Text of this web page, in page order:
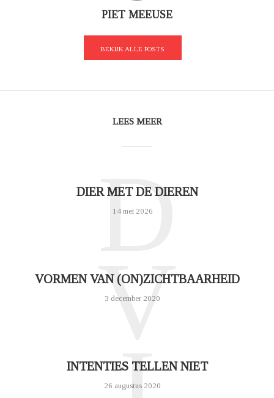
PIET MEEUSE
BEKIJK ALLE POSTS
LEES MEER
DIER MET DE DIEREN
14 mei 2026
D
VORMEN VAN (ON)ZICHTBAARHEID
3 december 2020
V
INTENTIES TELLEN NIET
26 augustus 2020